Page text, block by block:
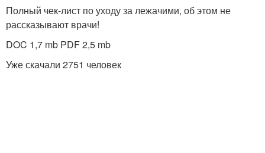
Полный чек-лист по уходу за лежачими, об этом не
рассказывают врачи!
DOC 1,7 mb PDF 2,5 mb
Уже скачали 2751 человек